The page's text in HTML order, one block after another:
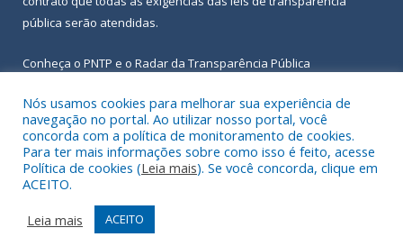
pública serão atendidas.
Conheça o PNTP e o Radar da Transparência Pública
Todos os direitos reservados a Prefeitura Municipal de Igarapé-
Açu.
Frequência Online
Acessar Área Administrativa
Nós usamos cookies para melhorar sua experiência de
navegação no portal. Ao utilizar nosso portal, você
concorda com a política de monitoramento de cookies.
Para ter mais informações sobre como isso é feito, acesse
Política de cookies (Leia mais). Se você concorda, clique em
ACEITO.
Leia mais
ACEITO